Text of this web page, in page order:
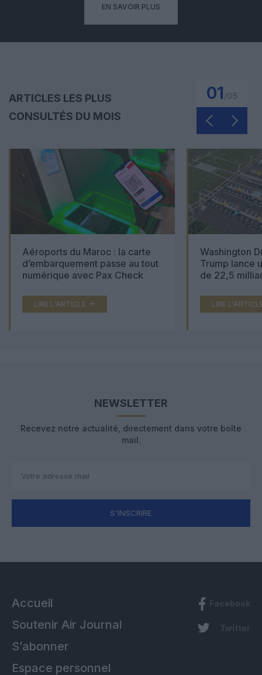
EN SAVOIR PLUS
ARTICLES LES PLUS
CONSULTÉS DU MOIS
01
Aéroports du Maroc : la carte
d’embarquement passe au tout
numérique avec Pax Check
LIRE L'ARTICLE
Washington
Trump lance
de 22,5
LIRE
NEWSLETTER
Recevez notre actualité, directement dans votre boîte
mail.
S'INSCRIRE
Accueil
Soutenir Air Journal
S’abonner
Espace personnel